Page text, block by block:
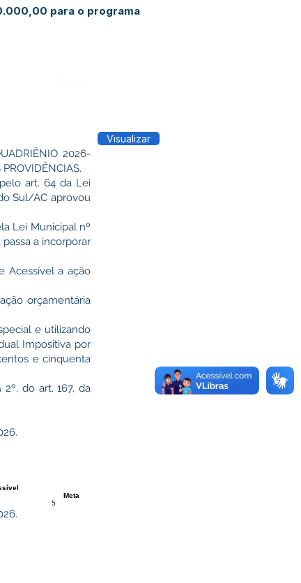
para o programa
2026-
art. 64 da Lei
Sul/AC aprovou
Lei Municipal nº
a incorporar
Acessível a ação
orçamentária
e utilizando
Impositiva por
e cinquenta
do art. 167, da
Meta
5
Visualizar